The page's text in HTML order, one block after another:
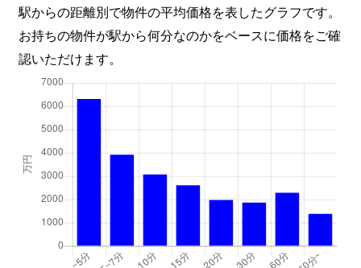
駅からの距離別で物件の平均価格を表したグラフです。
お持ちの物件が駅から何分なのかをベースに価格をご確
認いただけます。